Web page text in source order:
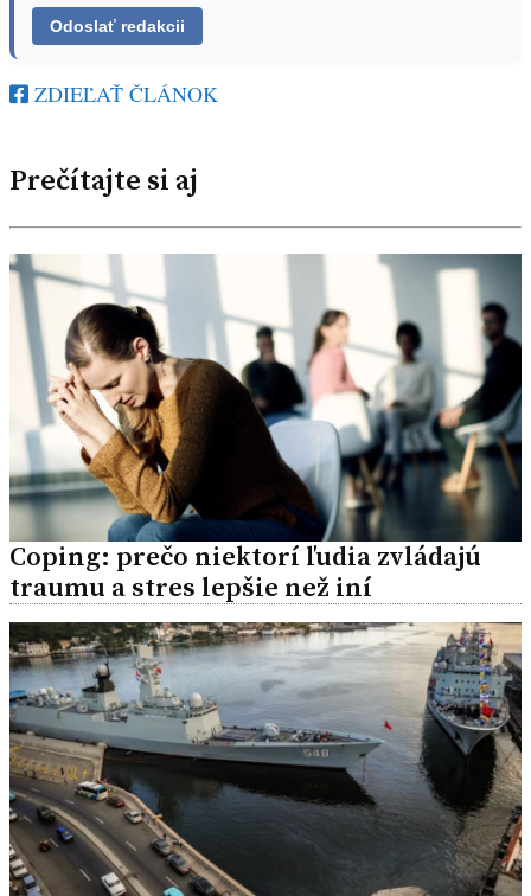
ZDIEĽAŤ ČLÁNOK
Prečítajte si aj
Coping: prečo niektorí ľudia zvládajú
traumu a stres lepšie než iní